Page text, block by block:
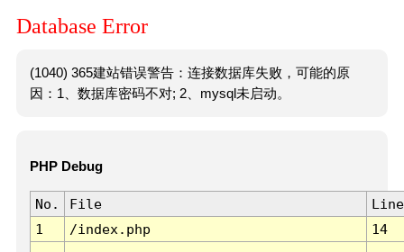
Database Error
(1040) 365建站错误警告：连接数据库失败，可能的原
因：1、数据库密码不对; 2、mysql未启动。
PHP Debug
No. File
Line
1
/index.php 14